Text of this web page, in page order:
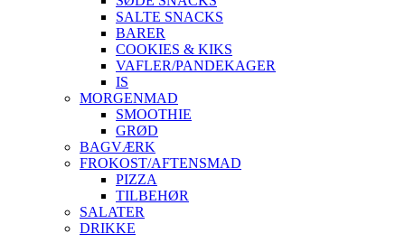
SALTE SNACKS
BARER
COOKIES & KIKS
VAFLER/PANDEKAGER
IS
MORGENMAD
SMOOTHIE
GRØD
BAGVÆRK
FROKOST/AFTENSMAD
PIZZA
TILBEHØR
SALATER
DRIKKE